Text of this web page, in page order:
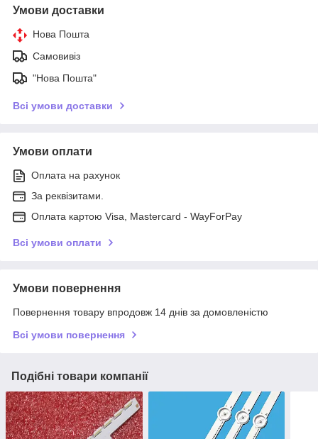
Умови доставки
Нова Пошта
Самовивіз
"Нова Пошта"
Всі умови доставки
Умови оплати
Оплата на рахунок
За реквізитами.
Оплата картою Visa, Mastercard - WayForPay
Всі умови оплати
Умови повернення
Повернення товару впродовж 14 днів за домовленістю
Всі умови повернення
Подібні товари компанії